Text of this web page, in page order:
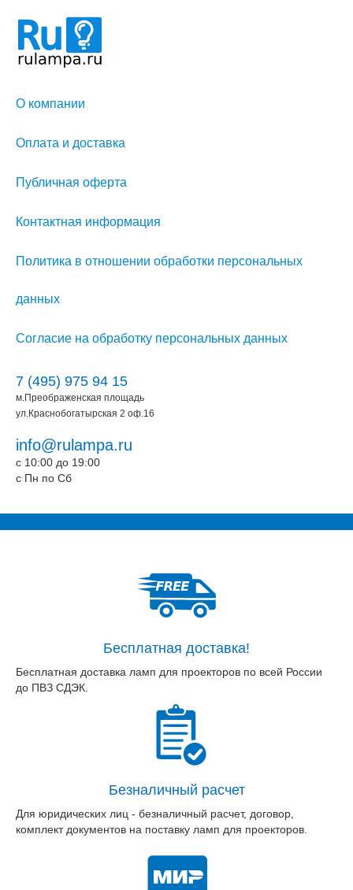
О компании
Оплата и доставка
Публичная оферта
Контактная информация
Политика в отношении обработки персональных
данных
Согласие на обработку персональных данных
7 (495) 975 94 15
м.Преображенская площадь
ул.Краснобогатырская 2 оф.16
info@rulampa.ru
c 10:00 до 19:00
c Пн по Сб
Бесплатная доставка!
Бесплатная доставка ламп для проекторов по всей России
до ПВЗ СДЭК.
Безналичный расчет
Для юридических лиц - безналичный расчет, договор,
комплект документов на поставку ламп для проекторов.